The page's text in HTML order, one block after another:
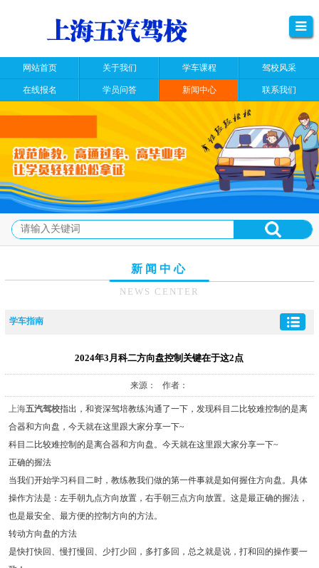
网站首页 关于我们 学车课程 驾校风采
在线报名 学员问答 新闻中心 联系我们
新闻中心
NEWS CENTER
学车指南
2024年3月科二方向盘控制关键在于这2点
来源： 作者：
上海五汽驾校指出，和资深驾培教练沟通了一下，发现科目二比较难控制的是离
合器和方向盘，今天就在这里跟大家分享一下~
科目二比较难控制的是离合器和方向盘。今天就在这里跟大家分享一下~
正确的握法
当我们开始学习科目二时，教练教我们做的第一件事就是如何握住方向盘。具体
操作方法是：左手朝九点方向放置，右手朝三点方向放置。这是最正确的握法，
也是最安全、最方便的控制方向的方法。
转动方向盘的方法
是快打快回、慢打慢回、少打少回，多打多回，总之就是说，打和回的操作要一